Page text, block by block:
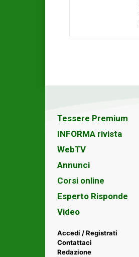
Tessere Premium
INFORMA rivista
WebTV
Annunci
Corsi online
Esperto Risponde
Video
Accedi / Registrati
Contattaci
Redazione